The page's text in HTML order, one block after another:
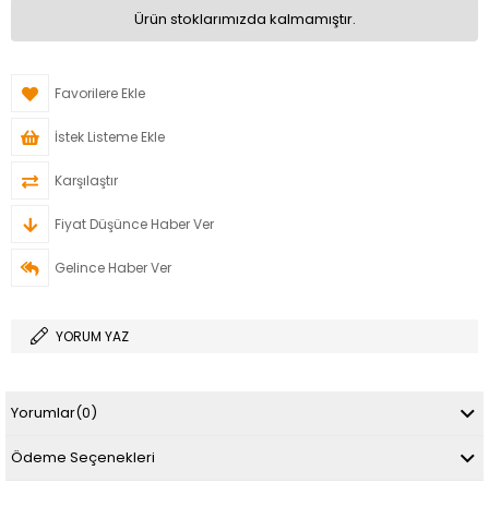
Ürün stoklarımızda kalmamıştır.
Favorilere Ekle
İstek Listeme Ekle
Karşılaştır
Fiyat Düşünce Haber Ver
Gelince Haber Ver
YORUM YAZ
Yorumlar(0)
Ödeme Seçenekleri